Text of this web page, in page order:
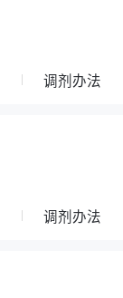
调剂办法
调剂办法